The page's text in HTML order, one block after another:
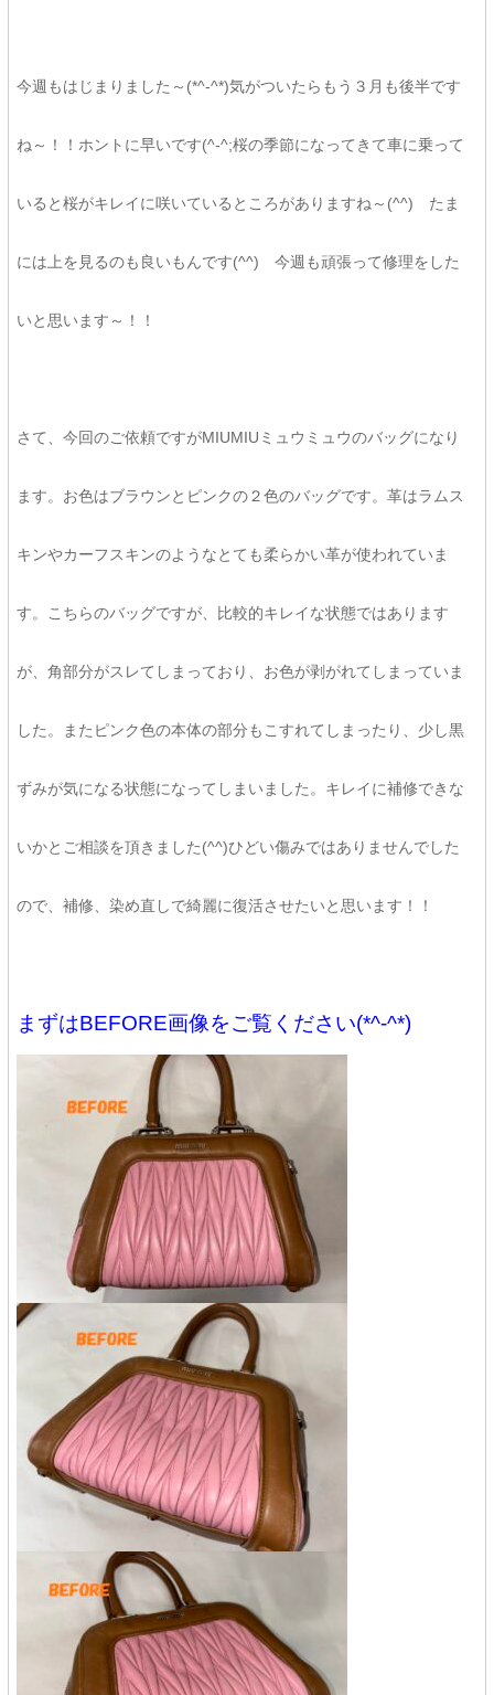
今週もはじまりました～(*^-^*)気がついたらもう３月も後半です
ね～！！ホントに早いです(^-^;桜の季節になってきて車に乗って
いると桜がキレイに咲いているところがありますね～(^^) たま
には上を見るのも良いもんです(^^) 今週も頑張って修理をした
いと思います～！！
さて、今回のご依頼ですがMIUMIUミュウミュウのバッグになり
ます。お色はブラウンとピンクの２色のバッグです。革はラムス
キンやカーフスキンのようなとても柔らかい革が使われていま
す。こちらのバッグですが、比較的キレイな状態ではあります
が、角部分がスレてしまっており、お色が剥がれてしまっていま
した。またピンク色の本体の部分もこすれてしまったり、少し黒
ずみが気になる状態になってしまいました。キレイに補修できな
いかとご相談を頂きました(^^)ひどい傷みではありませんでした
ので、補修、染め直しで綺麗に復活させたいと思います！！
まずはBEFORE画像をご覧ください(*^-^*)